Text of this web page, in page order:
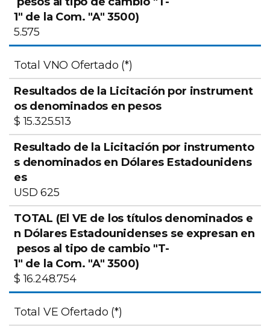
5.575
Total VNO Ofertado (*)
$ 15.325.513
USD 625
$ 16.248.754
Total VE Ofertado (*)